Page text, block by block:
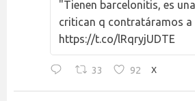
"Tienen barcelonitis, es
critican q contratáramos a
https://t.co/lRqryjUDTE
33 92 X